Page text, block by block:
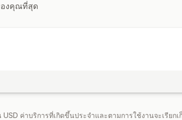
องคุณที่สุด
USD ค่าบริการที่เกิดขึ้นประจำและตามการใช้งานจะเรียก